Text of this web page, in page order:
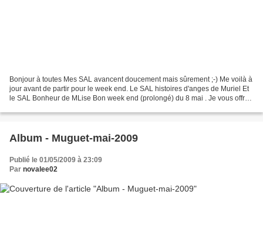
Bonjour à toutes Mes SAL avancent doucement mais sûrement ;-) Me voilà à
jour avant de partir pour le week end. Le SAL histoires d'anges de Muriel Et
le SAL Bonheur de MLise Bon week end (prolongé) du 8 mai . Je vous offre
Album - Muguet-mai-2009
Publié le 01/05/2009 à 23:09
Par novalee02